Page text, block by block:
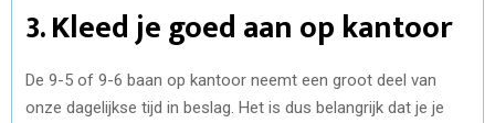
3. Kleed je goed aan op kantoor
De 9-5 of 9-6 baan op kantoor neemt een groot deel van
onze dagelijkse tijd in beslag. Het is dus belangrijk dat je je